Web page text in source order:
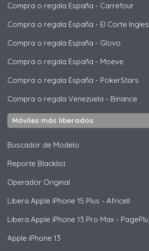
Compra o regala España - Carrefour
Compra o regala España - El Corte Ingles
Compra o regala España - Glovo
Compra o regala España - Moeve
Compra o regala España - PokerStars
Compra o regala Venezuela - Binance
Móviles más liberados
Buscador de Modelo
Reporte Blacklist
Operador Original
Libera Apple iPhone 15 Plus - Africell
Libera Apple iPhone 13 Pro Max -
Apple iPhone 13